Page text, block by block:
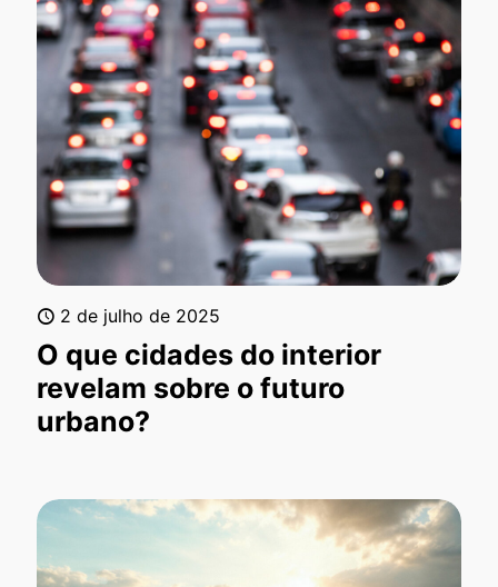
2 de julho de 2025
O que cidades do interior
revelam sobre o futuro
urbano?